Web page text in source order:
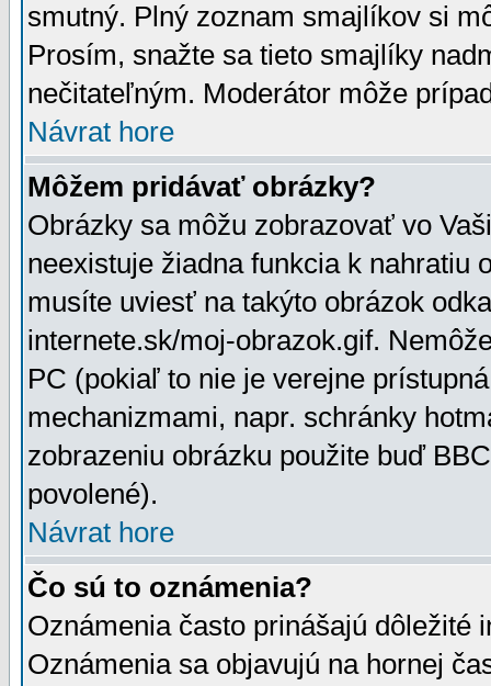
smutný. Plný zoznam smajlíkov si
Prosím, snažte sa tieto smajlíky
nečitateľným. Moderátor môže
Návrat hore
Môžem pridávať obrázky?
Obrázky sa môžu zobrazovať vo
neexistuje žiadna funkcia k nahratiu
musíte uviesť na takýto obrázok
internete.sk/moj-obrazok.gif.
PC (pokiaľ to nie je verejne
mechanizmami, napr. schránky
zobrazeniu obrázku použite buď
povolené).
Návrat hore
Čo sú to oznámenia?
Oznámenia často prinášajú dôležité
Oznámenia sa objavujú na hornej